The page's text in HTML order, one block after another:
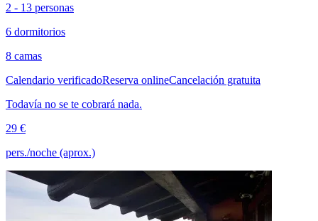
2 - 13 personas
6 dormitorios
8 camas
Calendario verificadoReserva onlineCancelación gratuita
Todavía no se te cobrará nada.
29 €
pers./noche (aprox.)